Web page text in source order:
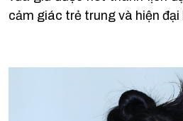
cảm giác trẻ trung và hiện đại